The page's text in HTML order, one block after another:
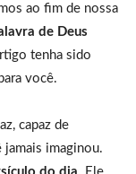
ao fim de nossa
de Deus
tenha sido
você.
capaz de
jamais imaginou.